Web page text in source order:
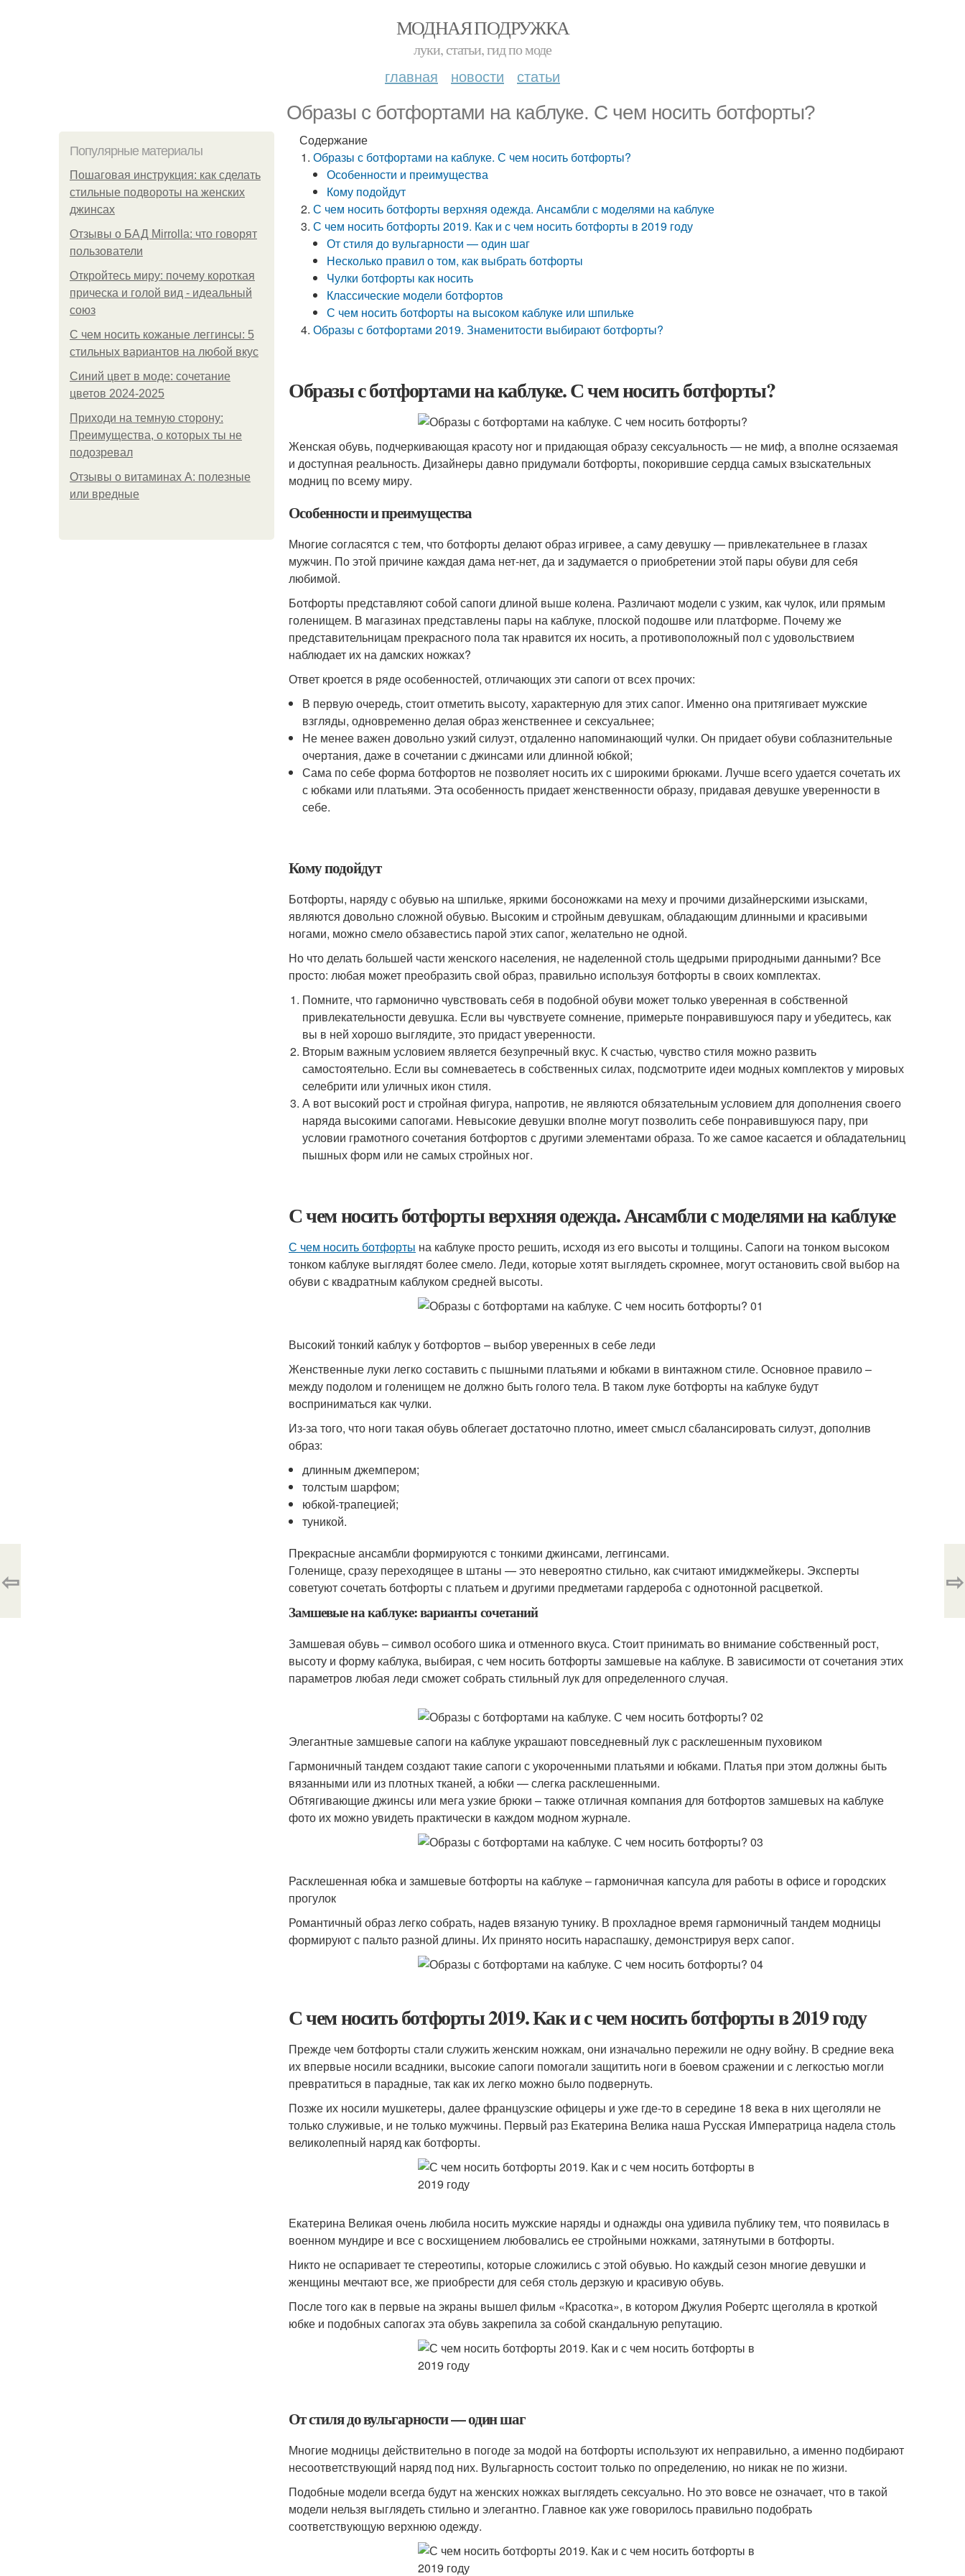
МОДНАЯ ПОДРУЖКА
луки, статьи, гид по моде
главная новости статьи
Образы с ботфортами на каблуке. С чем носить ботфорты?
Популярные материалы
Пошаговая инструкция: как сделать
стильные подвороты на женских
джинсах
Отзывы о БАД Mirrolla: что говорят
пользователи
Откройтесь миру: почему короткая
прическа и голой вид - идеальный
союз
С чем носить кожаные леггинсы: 5
стильных вариантов на любой вкус
Синий цвет в моде: сочетание
цветов 2024-2025
Приходи на темную сторону:
Преимущества, о которых ты не
подозревал
Отзывы о витаминах А: полезные
или вредные
Содержание
Образы с ботфортами на каблуке. С чем носить ботфорты?
Особенности и преимущества
Кому подойдут
С чем носить ботфорты верхняя одежда. Ансамбли с моделями на каблуке
С чем носить ботфорты 2019. Как и с чем носить ботфорты в 2019 году
От стиля до вульгарности — один шаг
Несколько правил о том, как выбрать ботфорты
Чулки ботфорты как носить
Классические модели ботфортов
С чем носить ботфорты на высоком каблуке или шпильке
Образы с ботфортами 2019. Знаменитости выбирают ботфорты?
Образы с ботфортами на каблуке. С чем носить ботфорты?
Женская обувь, подчеркивающая красоту ног и придающая образу сексуальность — не миф, а вполне осязаемая
и доступная реальность. Дизайнеры давно придумали ботфорты, покорившие сердца самых взыскательных
модниц по всему миру.
Особенности и преимущества
Многие согласятся с тем, что ботфорты делают образ игривее, а саму девушку — привлекательнее в глазах
мужчин. По этой причине каждая дама нет-нет, да и задумается о приобретении этой пары обуви для себя
любимой.
Ботфорты представляют собой сапоги длиной выше колена. Различают модели с узким, как чулок, или прямым
голенищем. В магазинах представлены пары на каблуке, плоской подошве или платформе. Почему же
представительницам прекрасного пола так нравится их носить, а противоположный пол с удовольствием
наблюдает их на дамских ножках?
Ответ кроется в ряде особенностей, отличающих эти сапоги от всех прочих:
В первую очередь, стоит отметить высоту, характерную для этих сапог. Именно она притягивает мужские
взгляды, одновременно делая образ женственнее и сексуальнее;
Не менее важен довольно узкий силуэт, отдаленно напоминающий чулки. Он придает обуви соблазнительные
очертания, даже в сочетании с джинсами или длинной юбкой;
Сама по себе форма ботфортов не позволяет носить их с широкими брюками. Лучше всего удается сочетать их
с юбками или платьями. Эта особенность придает женственности образу, придавая девушке уверенности в
себе.
Кому подойдут
Ботфорты, наряду с обувью на шпильке, яркими босоножками на меху и прочими дизайнерскими изысками,
являются довольно сложной обувью. Высоким и стройным девушкам, обладающим длинными и красивыми
ногами, можно смело обзавестись парой этих сапог, желательно не одной.
Но что делать большей части женского населения, не наделенной столь щедрыми природными данными? Все
просто: любая может преобразить свой образ, правильно используя ботфорты в своих комплектах.
Помните, что гармонично чувствовать себя в подобной обуви может только уверенная в собственной
привлекательности девушка. Если вы чувствуете сомнение, примерьте понравившуюся пару и убедитесь, как
вы в ней хорошо выглядите, это придаст уверенности.
Вторым важным условием является безупречный вкус. К счастью, чувство стиля можно развить
самостоятельно. Если вы сомневаетесь в собственных силах, подсмотрите идеи модных комплектов у мировых
селебрити или уличных икон стиля.
А вот высокий рост и стройная фигура, напротив, не являются обязательным условием для дополнения своего
наряда высокими сапогами. Невысокие девушки вполне могут позволить себе понравившуюся пару, при
условии грамотного сочетания ботфортов с другими элементами образа. То же самое касается и обладательниц
пышных форм или не самых стройных ног.
С чем носить ботфорты верхняя одежда. Ансамбли с моделями на каблуке
С чем носить ботфорты на каблуке просто решить, исходя из его высоты и толщины. Сапоги на тонком высоком
тонком каблуке выглядят более смело. Леди, которые хотят выглядеть скромнее, могут остановить свой выбор на
обуви с квадратным каблуком средней высоты.
Высокий тонкий каблук у ботфортов – выбор уверенных в себе леди
Женственные луки легко составить с пышными платьями и юбками в винтажном стиле. Основное правило –
между подолом и голенищем не должно быть голого тела. В таком луке ботфорты на каблуке будут
восприниматься как чулки.
Из-за того, что ноги такая обувь облегает достаточно плотно, имеет смысл сбалансировать силуэт, дополнив
образ:
длинным джемпером;
толстым шарфом;
юбкой-трапецией;
туникой.
Прекрасные ансамбли формируются с тонкими джинсами, леггинсами.
Голенище, сразу переходящее в штаны — это невероятно стильно, как считают имиджмейкеры. Эксперты
советуют сочетать ботфорты с платьем и другими предметами гардероба с однотонной расцветкой.
Замшевые на каблуке: варианты сочетаний
Замшевая обувь – символ особого шика и отменного вкуса. Стоит принимать во внимание собственный рост,
высоту и форму каблука, выбирая, с чем носить ботфорты замшевые на каблуке. В зависимости от сочетания этих
параметров любая леди сможет собрать стильный лук для определенного случая.
Элегантные замшевые сапоги на каблуке украшают повседневный лук с расклешенным пуховиком
Гармоничный тандем создают такие сапоги с укороченными платьями и юбками. Платья при этом должны быть
вязанными или из плотных тканей, а юбки — слегка расклешенными.
Обтягивающие джинсы или мега узкие брюки – также отличная компания для ботфортов замшевых на каблуке
фото их можно увидеть практически в каждом модном журнале.
Расклешенная юбка и замшевые ботфорты на каблуке – гармоничная капсула для работы в офисе и городских
прогулок
Романтичный образ легко собрать, надев вязаную тунику. В прохладное время гармоничный тандем модницы
формируют с пальто разной длины. Их принято носить нараспашку, демонстрируя верх сапог.
С чем носить ботфорты 2019. Как и с чем носить ботфорты в 2019 году
Прежде чем ботфорты стали служить женским ножкам, они изначально пережили не одну войну. В средние века
их впервые носили всадники, высокие сапоги помогали защитить ноги в боевом сражении и с легкостью могли
превратиться в парадные, так как их легко можно было подвернуть.
Позже их носили мушкетеры, далее французские офицеры и уже где-то в середине 18 века в них щеголяли не
только служивые, и не только мужчины. Первый раз Екатерина Велика наша Русская Императрица надела столь
великолепный наряд как ботфорты.
Екатерина Великая очень любила носить мужские наряды и однажды она удивила публику тем, что появилась в
военном мундире и все с восхищением любовались ее стройными ножками, затянутыми в ботфорты.
Никто не оспаривает те стереотипы, которые сложились с этой обувью. Но каждый сезон многие девушки и
женщины мечтают все, же приобрести для себя столь дерзкую и красивую обувь.
После того как в первые на экраны вышел фильм «Красотка», в котором Джулия Робертс щеголяла в кроткой
юбке и подобных сапогах эта обувь закрепила за собой скандальную репутацию.
От стиля до вульгарности — один шаг
Многие модницы действительно в погоде за модой на ботфорты используют их неправильно, а именно подбирают
несоответствующий наряд под них. Вульгарность состоит только по определению, но никак не по жизни.
Подобные модели всегда будут на женских ножках выглядеть сексуально. Но это вовсе не означает, что в такой
модели нельзя выглядеть стильно и элегантно. Главное как уже говорилось правильно подобрать
соответствующую верхнюю одежду.
⇦ ⇨